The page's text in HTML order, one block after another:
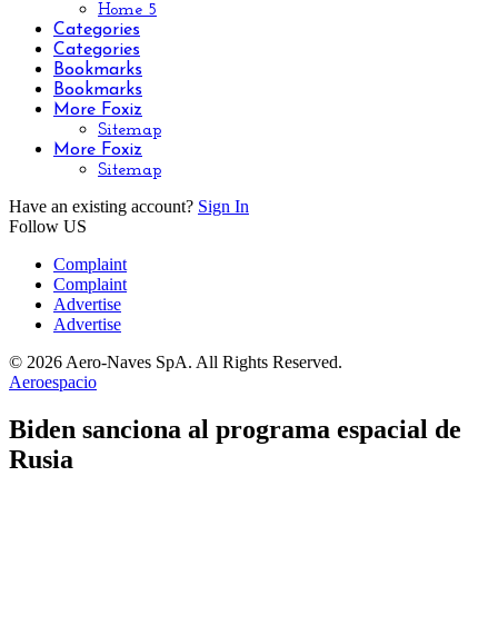
Home 5
Categories
Categories
Bookmarks
Bookmarks
More Foxiz
Sitemap
More Foxiz
Sitemap
Have an existing account? Sign In
Follow US
Complaint
Complaint
Advertise
Advertise
© 2026 Aero-Naves SpA. All Rights Reserved.
Aeroespacio
Biden sanciona al programa espacial de
Rusia